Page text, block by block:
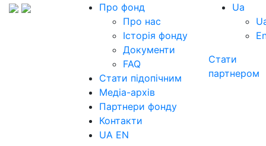
Про фонд
Про нас
Історія фонду
Документи
FAQ
Стати підопічним
Медіа-архів
Партнери фонду
Контакти
UA EN
Ua
Стати
партнером